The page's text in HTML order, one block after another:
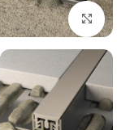
לחץ להגדלה